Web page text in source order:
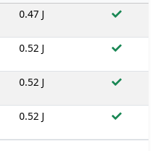
0.47 J
0.52 J
0.52 J
0.52 J